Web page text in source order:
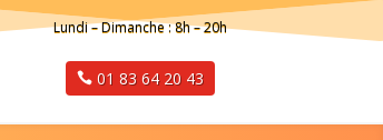
Lundi – Dimanche : 8h – 20h
01 83 64 20 43